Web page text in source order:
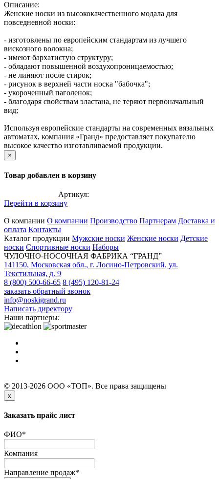
Описание:
Женские носки из высококачественного модала для
повседневной носки:
- изготовлены по европейским стандартам из лучшего
вискозного волокна;
- имеют бархатистую структуру;
- обладают повышенной воздухопроницаемостью;
- не линяют после стирок;
- рисунок в верхней части носка "бабочка";
- укороченный паголенок;
- благодаря свойствам эластана, не теряют первоначальный
вид;
Используя европейские стандарты на современных вязальных
автоматах, компания «Гранд» предоставляет покупателю
высокое качество изготавливаемой продукции.
×
Товар добавлен в корзину
Артикул:
Перейти в корзину
О компании О компании Производство Партнерам Доставка и
оплата Контакты
Каталог продукции Мужские носки Женские носки Детские
носки Спортивные носки Наборы
ЧУЛОЧНО-НОСОЧНАЯ ФАБРИКА “ГРАНД”
141150, Московская обл., г. Лосино-Петровский, ул.
Текстильная, д. 9
8 (800) 500-66-65 8 (495) 120-81-24
заказать обратный звонок
info@noskigrand.ru
Написать директору
Наши партнеры:
© 2013-2026 ООО «ТОП». Все права защищены
x
Заказать прайс лист
ФИО*
Компания
Направление продаж*